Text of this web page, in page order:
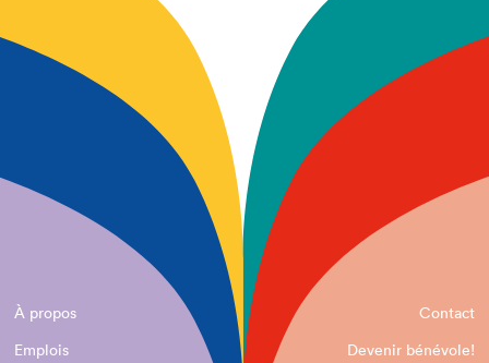
À propos
Contact
Emplois
Devenir bénévole!